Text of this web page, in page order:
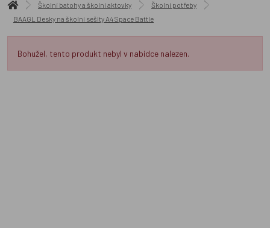
Školní batohy a školní aktovky
Školní potřeby
BAAGL Desky na školní sešity A4 Space Battle
Bohužel, tento produkt nebyl v nabídce nalezen.